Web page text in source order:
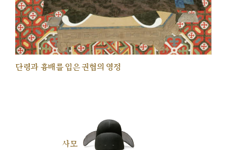
단령과 흉배를 입은 권협의 영정
사모